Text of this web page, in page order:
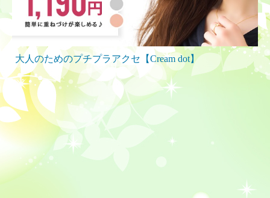
大人のためのプチプラアクセ【Cream dot】